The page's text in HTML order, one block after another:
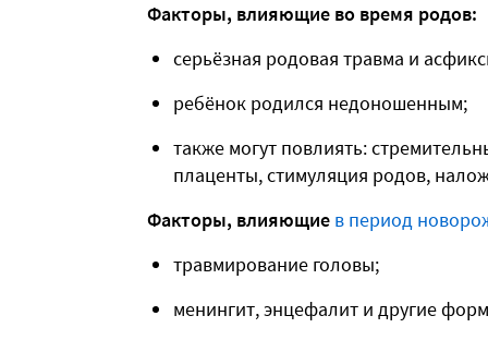
Факторы, влияющие во время родов:
серьёзная родовая травма и
ребёнок родился недоношенным;
также могут повлиять:
плаценты, стимуляция родов,
Факторы, влияющие в период
травмирование головы;
менингит, энцефалит и другие